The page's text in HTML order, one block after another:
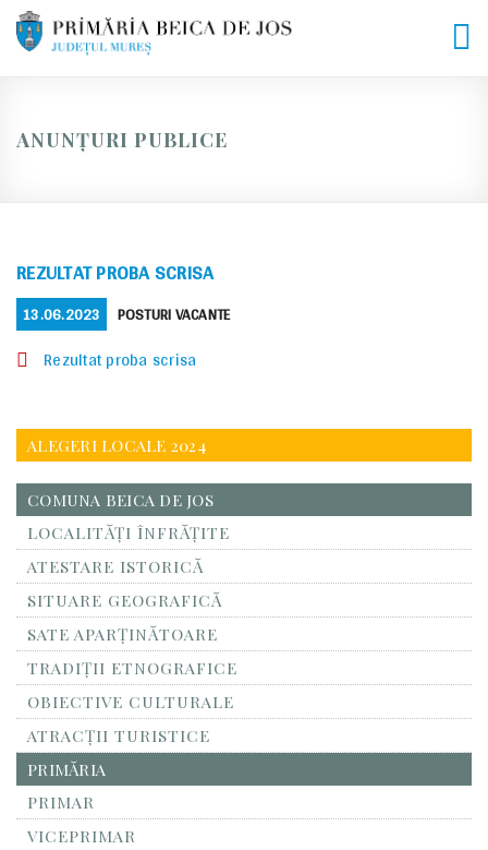
Skip
ANUNȚURI PUBLICE
REZULTAT PROBA SCRISA
POSTED
ON
13.06.2023 CATEGORIES
POSTURI VACANTE
Rezultat proba scrisa
ALEGERI LOCALE 2024
COMUNA BEICA DE JOS
LOCALITĂŢI ÎNFRĂŢITE
ATESTARE ISTORICĂ
SITUARE GEOGRAFICĂ
SATE APARȚINĂTOARE
TRADIȚII ETNOGRAFICE
OBIECTIVE CULTURALE
ATRACȚII TURISTICE
PRIMĂRIA
PRIMAR
VICEPRIMAR